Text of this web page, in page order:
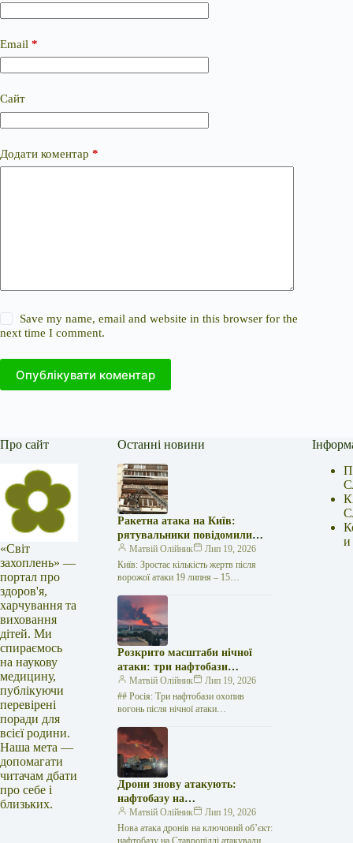
Email *
Сайт
Додати коментар *
Save my name, email and website in this browser for the
next time I comment.
Опублікувати коментар
Про сайт
«Світ
захоплень» —
портал про
здоров'я,
харчування та
виховання
дітей. Ми
спираємось
на наукову
медицину,
публікуючи
перевірені
поради для
всієї родини.
Наша мета —
допомагати
читачам дбати
про себе і
близьких.
Останні новини
Ракетна атака на Київ:
рятувальники повідомили
про 15 поранених
Матвій Олійник
Лип 19, 2026
Київ: Зростає кількість жертв після
ворожої атаки 19 липня – 15
російської агресії, що сталася у
столиці…
Розкрито масштаби нічної
атаки: три нафтобази
палають у Ставрополі –
OSINT-аналіз
Матвій Олійник
Лип 19, 2026
## Росія: Три нафтобази охопив
вогонь після нічної атаки
posts:Кіровоградщина: COVID-19
залишається одним із викликів
сьогодення (ФОТО)В…
Дрони знову атакують:
нафтобазу на
Ставропольщині вражено
втретє за два тижні
Матвій Олійник
Лип 19, 2026
Нова атака дронів на ключовий об’єкт:
нафтобазу на Ставропіллі атакували
и